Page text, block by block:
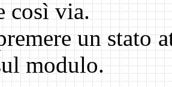
così via.
un stato
modulo.